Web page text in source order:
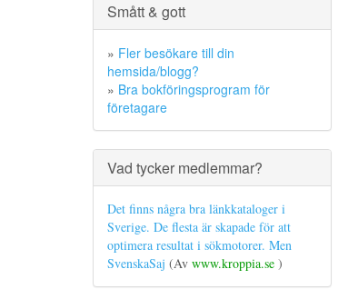
Smått & gott
» Fler besökare till din
hemsida/blogg?
» Bra bokföringsprogram för
företagare
Vad tycker medlemmar?
Det finns några bra länkkataloger i
Sverige. De flesta är skapade för att
optimera resultat i sökmotorer. Men
SvenskaSaj (Av www.kroppia.se )